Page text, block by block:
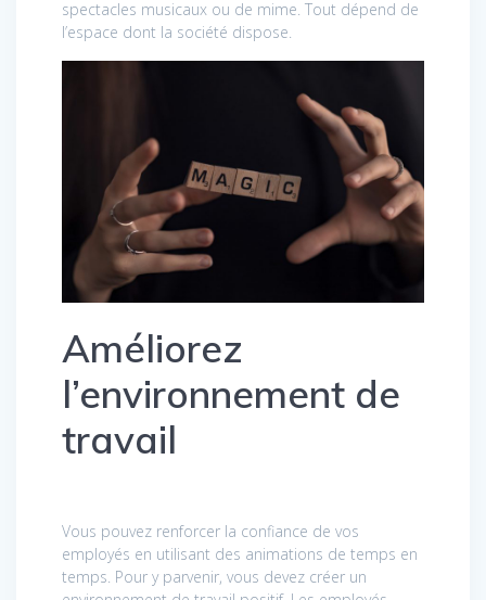
spectacles musicaux ou de mime. Tout dépend de
l’espace dont la société dispose.
Améliorez
l’environnement de
travail
Vous pouvez renforcer la confiance de vos
employés en utilisant des animations de temps en
temps. Pour y parvenir, vous devez créer un